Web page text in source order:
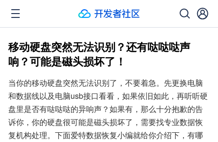
移动硬盘突然无法识别？还有哒哒哒声
响？可能是磁头损坏了！
当你的移动硬盘突然无法识别了，不要着急。先更换电脑
和数据线以及电脑usb接口看看，如果依旧如此，再听听硬
盘里是否有哒哒哒的异响声？如果有，那么十分抱歉的告
诉你，你的硬盘很可能是磁头损坏了，需要找专业数据恢
复机构处理。下面爱特数据恢复小编就给你介绍下，有哪